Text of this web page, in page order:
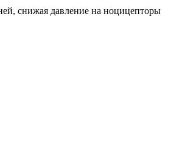
снижая давление на ноцицепторы